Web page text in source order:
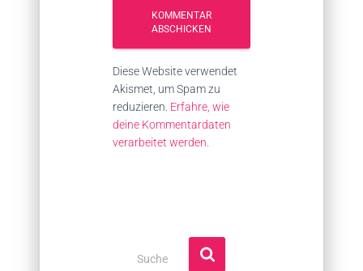
Diese Website verwendet
Akismet, um Spam zu
reduzieren. Erfahre, wie
deine Kommentardaten
verarbeitet werden.
S
Suche